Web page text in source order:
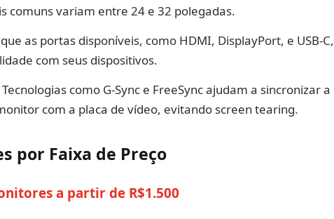
comuns variam entre 24 e 32 polegadas.
as portas disponíveis, como HDMI, DisplayPort, e USB-C,
com seus dispositivos.
Tecnologias como G-Sync e FreeSync ajudam a sincronizar a
com a placa de vídeo, evitando screen tearing.
por Faixa de Preço
a partir de R$1.500